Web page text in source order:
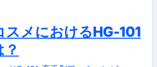
スメにおけるHG-101